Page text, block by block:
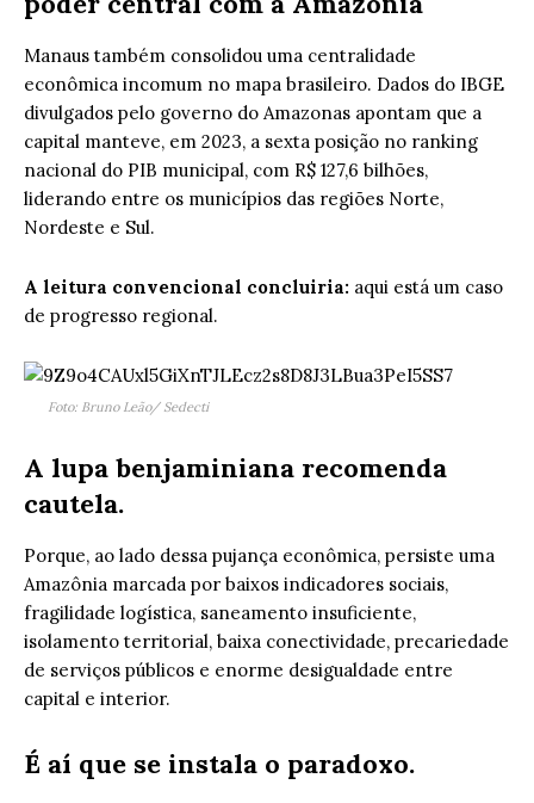
Manaus também consolidou uma centralidade
econômica incomum no mapa brasileiro. Dados do IBGE
divulgados pelo governo do Amazonas apontam que a
capital manteve, em 2023, a sexta posição no ranking
nacional do PIB municipal, com R$ 127,6 bilhões,
liderando entre os municípios das regiões Norte,
Nordeste e Sul.
A leitura convencional concluiria: aqui está um caso
de progresso regional.
Foto: Bruno Leão/ Sedecti
A lupa benjaminiana recomenda
cautela.
Porque, ao lado dessa pujança econômica, persiste uma
Amazônia marcada por baixos indicadores sociais,
fragilidade logística, saneamento insuficiente,
isolamento territorial, baixa conectividade, precariedade
de serviços públicos e enorme desigualdade entre
capital e interior.
É aí que se instala o paradoxo.